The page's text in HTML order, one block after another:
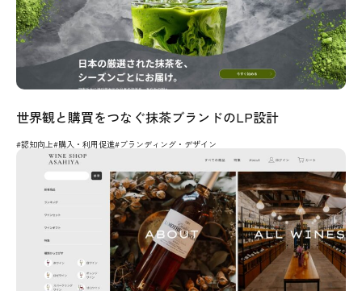
世界観と購買をつなぐ抹茶ブランドのLP設計
#認知向上#購入・利用促進#ブランディング・デザイン